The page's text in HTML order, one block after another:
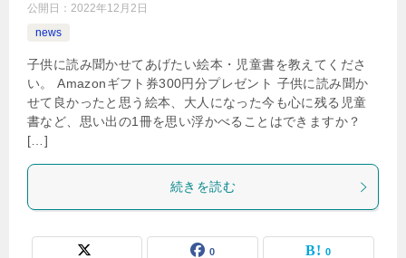
公開日： 2022年12月2日
news
子供に読み聞かせてあげたい絵本・児童書を教えてくださ
い。 Amazonギフト券300円分プレゼント 子供に読み聞か
せて良かったと思う絵本、大人になった今も心に残る児童
書など、思い出の1冊を思い浮かべることはできますか？
[…]
続きを読む
0 0